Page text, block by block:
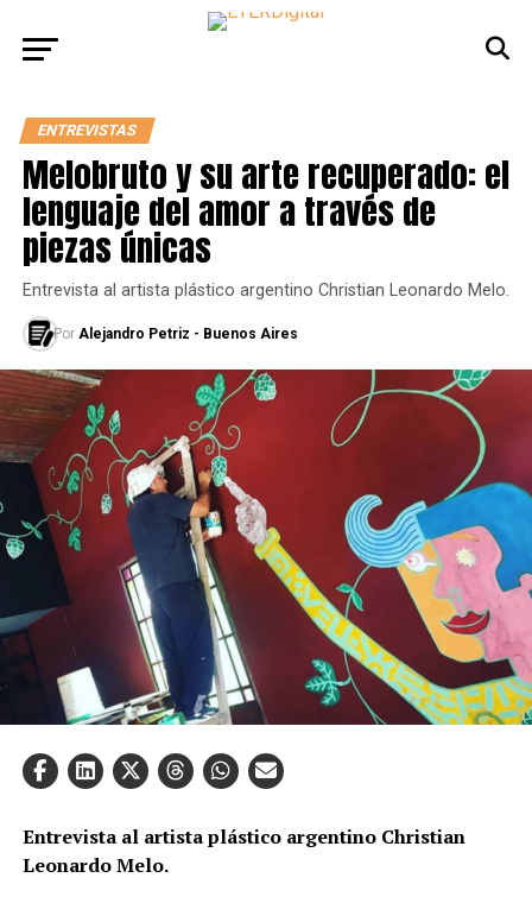
ENTREVISTAS
Melobruto y su arte recuperado: el
lenguaje del amor a través de
piezas únicas
Entrevista al artista plástico argentino Christian Leonardo Melo.
Por Alejandro Petriz - Buenos Aires
Entrevista al artista plástico argentino Christian
Leonardo Melo.